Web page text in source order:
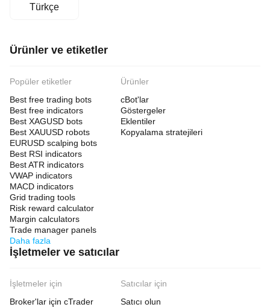
Türkçe
Ürünler ve etiketler
Popüler etiketler
Best free trading bots
Best free indicators
Best XAGUSD bots
Best XAUUSD robots
EURUSD scalping bots
Best RSI indicators
Best ATR indicators
VWAP indicators
MACD indicators
Grid trading tools
Risk reward calculator
Margin calculators
Trade manager panels
Daha fazla
Ürünler
cBot'lar
Göstergeler
Eklentiler
Kopyalama stratejileri
İşletmeler ve satıcılar
İşletmeler için
Broker'lar için cTrader
Satıcılar için
Satıcı olun